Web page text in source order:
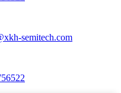
semitech.com